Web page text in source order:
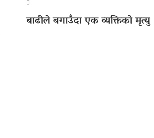
बाढीले बगाउँदा एक व्यक्तिको मृत्यु